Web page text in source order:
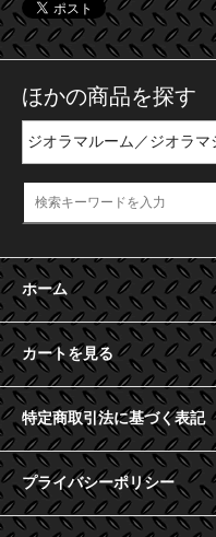
ほかの商品を探す
ホーム
カートを見る
特定商取引法に基づく表記
プライバシーポリシー